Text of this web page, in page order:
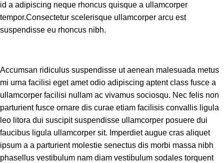
id a adipiscing neque rhoncus quisque a ullamcorper
tempor.Consectetur scelerisque ullamcorper arcu est
suspendisse eu rhoncus nibh.
Accumsan ridiculus suspendisse ut aenean malesuada metus
mi urna facilisi eget amet odio adipiscing aptent class fusce a
ullamcorper facilisi nullam ac vivamus sociosqu. Nec felis non
parturient fusce ornare dis curae etiam facilisis convallis ligula
leo litora dui suscipit suspendisse ullamcorper posuere dui
faucibus ligula ullamcorper sit. Imperdiet augue cras aliquet
ipsum a a parturient molestie senectus dis morbi massa nibh
phasellus vestibulum nam diam vestibulum sodales torquent